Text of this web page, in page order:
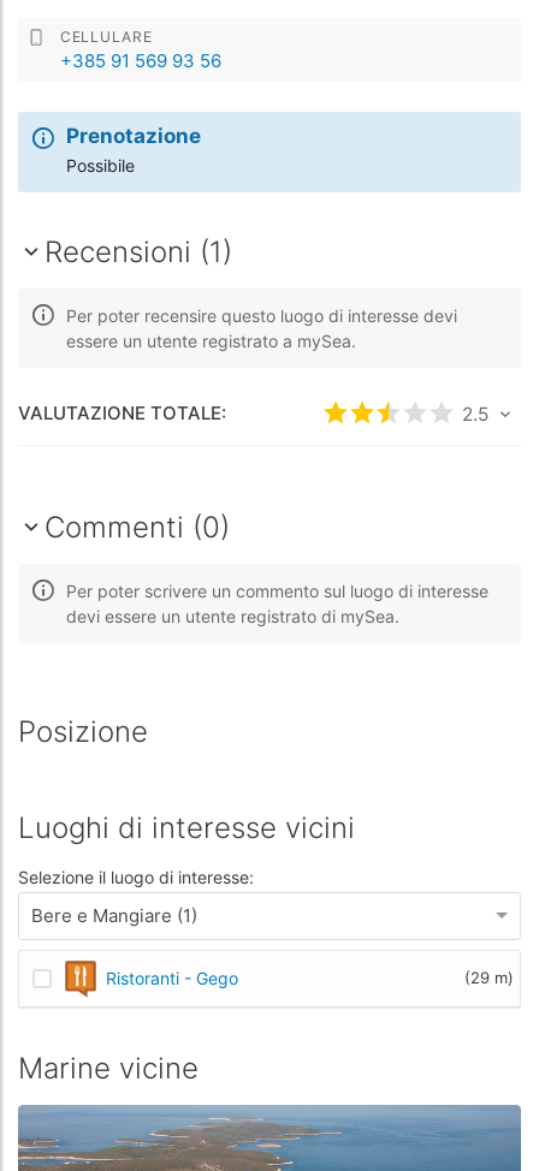
CELLULARE
+385 91 569 93 56
Prenotazione
Possibile
Recensioni (1)
Per poter recensire questo luogo di interesse devi
essere un utente registrato a mySea.
VALUTAZIONE TOTALE: Valutato2.5/5
2.5
Commenti (0)
Per poter scrivere un commento sul luogo di interesse
devi essere un utente registrato di mySea.
Posizione
Luoghi di interesse vicini
Selezione il luogo di interesse:
Bere e Mangiare (1)
Ristoranti - Gego (29 m)
Marine vicine